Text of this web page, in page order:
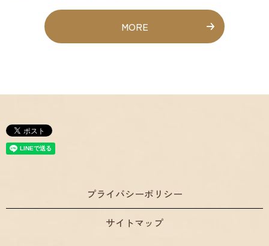
MORE
プライバシーポリシー
サイトマップ